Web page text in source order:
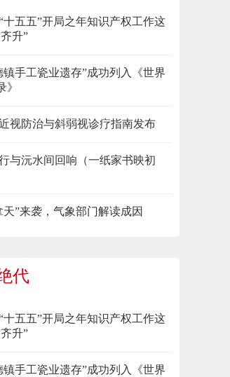
十五五”开局之年知识产权工作这
升”
镇手工瓷业遗存”成功列入《世界
》
视防治与斜弱视诊疗指南发布
与沅水间回响（一纸家书映初
天”来袭，气象部门解读成因
代
十五五”开局之年知识产权工作这
升”
镇手工瓷业遗存”成功列入《世界